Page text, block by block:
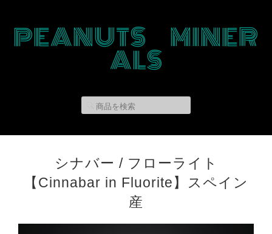
PEANUTS MINER
ALS
シナバー / フローライト
【Cinnabar in Fluorite】スペイン
産